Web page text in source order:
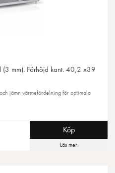
(3 mm). Förhöjd kant. 40,2 x39
jämn värmefördelning för optimala
Köp
Läs mer